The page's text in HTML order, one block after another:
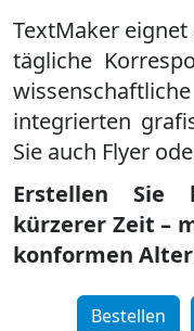
TextMaker
tägliche
integrierten
Sie auch Flyer
Erstellen Sie
kürzerer Zeit –
konformen
Bestellen